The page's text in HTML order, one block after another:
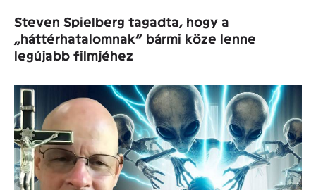
Steven Spielberg tagadta, hogy a
„háttérhatalomnak” bármi köze lenne
legújabb filmjéhez